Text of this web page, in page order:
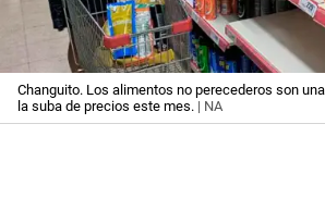
Changuito. Los alimentos no perecederos son
la suba de precios este mes. | NA